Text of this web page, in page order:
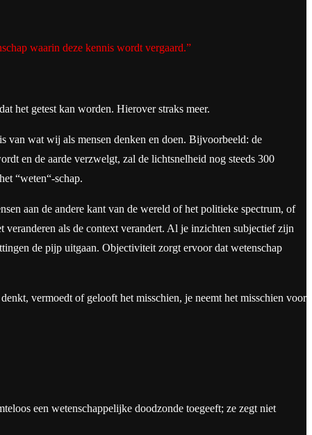
waarin deze kennis wordt vergaard.”
het getest kan worden. Hierover straks meer.
van wat wij als mensen denken en doen. Bijvoorbeeld: de
en de aarde verzwelgt, zal de lichtsnelheid nog steeds 300
“weten“-schap.
aan de andere kant van de wereld of het politieke spectrum, of
als de context verandert. Al je inzichten subjectief zijn
de pijp uitgaan. Objectiviteit zorgt ervoor dat wetenschap
vermoedt of gelooft het misschien, je neemt het misschien voor
een wetenschappelijke doodzonde toegeeft; ze zegt niet